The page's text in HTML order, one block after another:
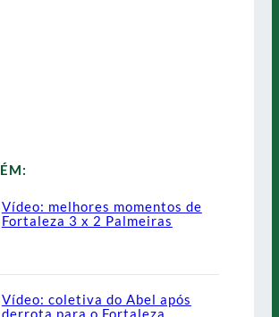
Vídeo: melhores momentos de
Fortaleza 3 x 2 Palmeiras
Vídeo: coletiva do Abel após
derrota para o Fortaleza